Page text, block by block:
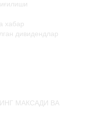
хабар
дивидендлар
МАКСАДИ ВА